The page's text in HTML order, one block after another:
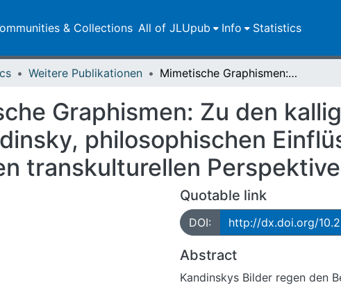
& Collections All of JLUpub Info Statistics
Weitere Publikationen Mimetische Graphismen: Zu den kalligraphieähnlichen Lineamenten bei Kandinsky, philosophischen Einflüssen von Friedrich Nietzsche und ihren transkulturellen Perspektiven
Graphismen: Zu den
philosophischen
transkulturellen
Quotable link
DOI: http://dx.doi.org/
Abstract
Kandinskys Bilder regen den